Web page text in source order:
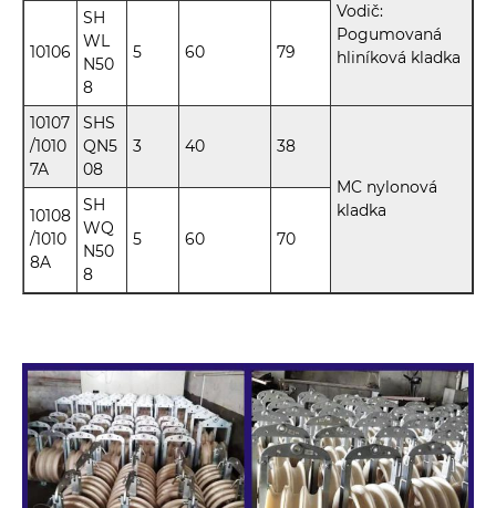
Vodič:
Pogumovaná
hliníková kladka
10106
SH
WL
N50
8
5 60 79
10107
/1010
7A
SHS
QN5
08
3 40 38
MC nylonová
kladka
10108
/1010
8A
SH
WQ
N50
8
5 60 70